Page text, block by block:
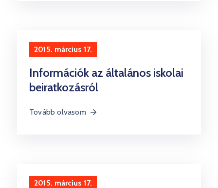
2015. március 17.
Információk az általános iskolai
beiratkozásról
Tovább olvasom
2015. március 17.